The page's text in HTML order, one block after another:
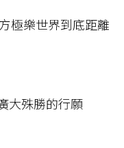
極樂世界到底距離
大殊勝的行願​